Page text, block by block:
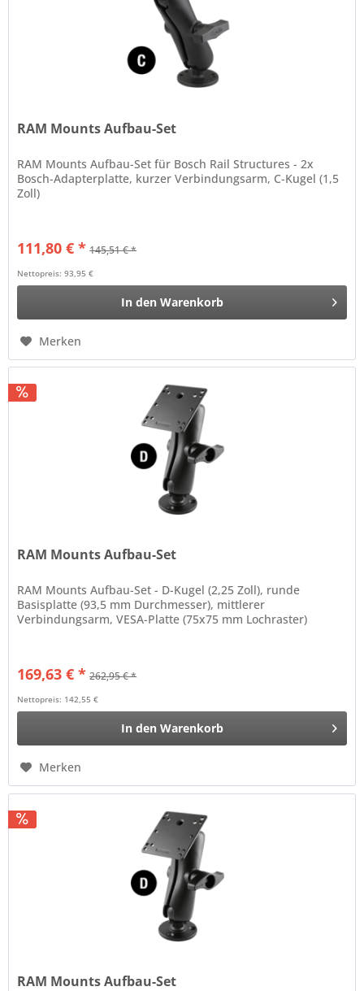
RAM Mounts Aufbau-Set
RAM Mounts Aufbau-Set für Bosch Rail Structures - 2x
Bosch-Adapterplatte, kurzer Verbindungsarm, C-Kugel (1,5
Zoll)
111,80 € * 145,51 € *
Nettopreis: 93,95 €
In den Warenkorb
Merken
RAM Mounts Aufbau-Set
RAM Mounts Aufbau-Set - D-Kugel (2,25 Zoll), runde
Basisplatte (93,5 mm Durchmesser), mittlerer
Verbindungsarm, VESA-Platte (75x75 mm Lochraster)
169,63 € * 262,95 € *
Nettopreis: 142,55 €
In den Warenkorb
Merken
RAM Mounts Aufbau-Set